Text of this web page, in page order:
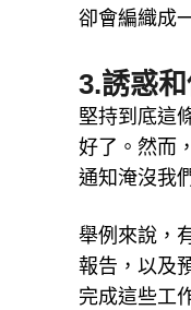
卻會編織成
3.誘惑
堅持到底這
好了。然而
通知淹沒我
舉例來說，
報告，以及
完成這些工